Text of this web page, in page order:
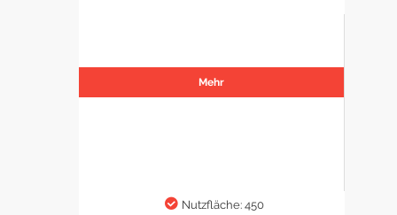
Mehr
Nutzfläche: 450